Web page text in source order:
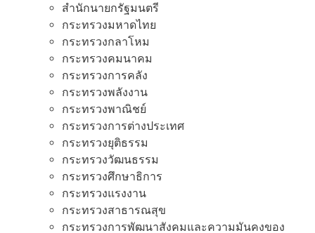
สํานักนายกรัฐมนตรี
กระทรวงมหาดไทย
กระทรวงกลาโหม
กระทรวงคมนาคม
กระทรวงการคลัง
กระทรวงพลังงาน
กระทรวงพาณิชย์
กระทรวงการต่างประเทศ
กระทรวงยุติธรรม
กระทรวงวัฒนธรรม
กระทรวงศึกษาธิการ
กระทรวงแรงงาน
กระทรวงสาธารณสุข
กระทรวงการพัฒนาสังคมและความมันคงของ